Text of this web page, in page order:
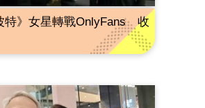
特》女星轉戰OnlyFans 收